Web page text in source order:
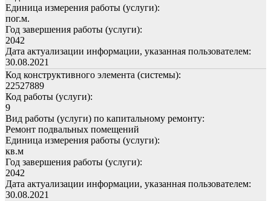
Единица измерения работы (услуги):
пог.м.
Год завершения работы (услуги):
2042
Дата актуализации информации, указанная пользователем:
30.08.2021
Код конструктивного элемента (системы):
22527889
Код работы (услуги):
9
Вид работы (услуги) по капитальному ремонту:
Ремонт подвальных помещений
Единица измерения работы (услуги):
кв.м
Год завершения работы (услуги):
2042
Дата актуализации информации, указанная пользователем:
30.08.2021